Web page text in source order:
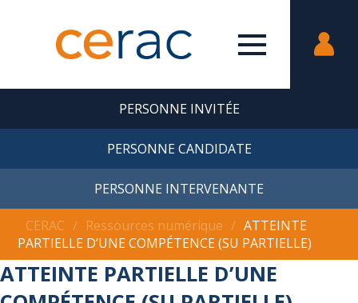
PERSONNE INVITÉE
PERSONNE CANDIDATE
PERSONNE INTERVENANTE
CERAC ∕ Ressources numérique ∕ ATTEINTE
PARTIELLE D’UNE COMPÉTENCE (SU PARTIELLE)
ATTEINTE PARTIELLE D’UNE